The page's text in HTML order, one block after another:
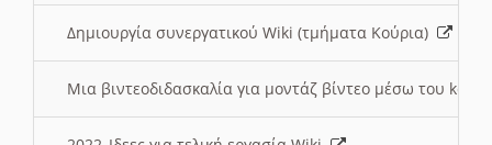
Δημιουργία συνεργατικού Wiki (τμήματα Κούρια)
Μια βιντεοδιδασκαλία για μοντάζ βίντεο μέσω του